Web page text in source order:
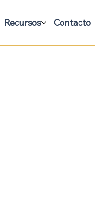
Recursos Contacto